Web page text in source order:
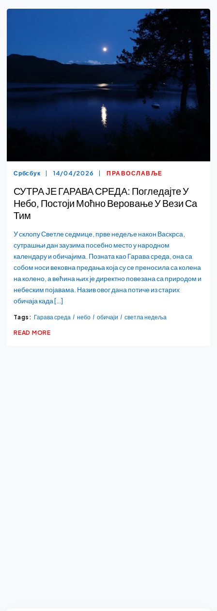
Србсбук 14/04/2026 ПРАВОСЛАВЉЕ
СУТРА ЈЕ ГАРАВА СРЕДА: Погледајте У
Небо, Постоји Моћно Веровање У Вези Са
Тим
У склопу Светле седмице, прве недеље након Васкрса,
сутрашњи дан заузима посебно место у народном
календару и обичајима. Позната као Гарава среда, она са
собом носи вековна предања која су се преносила са колена
на колено, а већина њих је директно повезана са природом и
небеским појавама. Назив овог дана потиче из старих
обичаја када […]
Tags: Гарава среда небо обичаји светла недеља
READ MORE